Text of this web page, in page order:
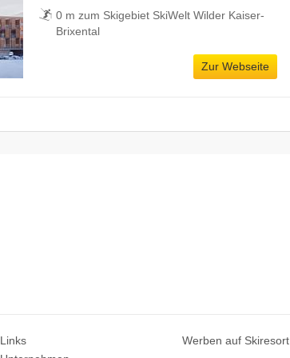
0 m zum Skigebiet SkiWelt Wilder Kaiser-
Brixental
Zur Webseite
Links
Werben auf Skiresort